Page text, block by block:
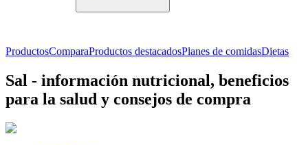
ProductosComparaProductos destacadosPlanes de comidasDietas
Sal - información nutricional, beneficios
para la salud y consejos de compra